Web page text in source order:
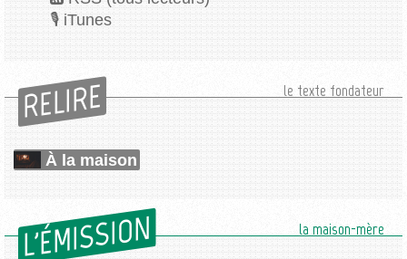
iTunes
RELIRE le texte fondateur
À la maison
L'ÉMISSION la maison-mère